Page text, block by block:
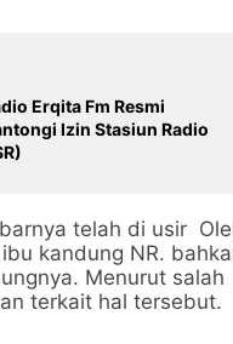
Erqita Fm Resmi
Izin Stasiun Radio
telah di usir
kandung NR.
Menurut salah
terkait hal tersebut.